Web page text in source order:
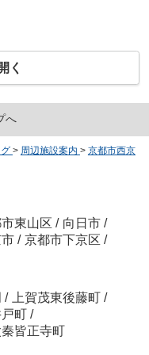
く
へ
> 周辺施設案内 > 京都市西京
東山区 / 向日市 /
/ 京都市下京区 /
/ 上賀茂東後藤町 /
町 /
秦皆正寺町